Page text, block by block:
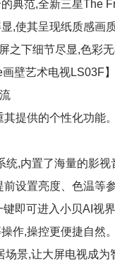
范,全新三星The
,使其呈现纸质感画
之下细节尽显,色彩
壁艺术电视LS03F】
供的个性化功能。
内置了海量的影视
设置亮度、色温等
即可进入小贝AI视
作,操控更便捷自然
景,让大屏电视成为